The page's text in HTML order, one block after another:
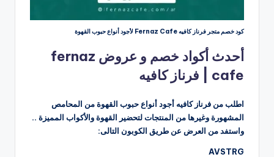
كود خصم متجر فرناز كافيه Fernaz Cafe لأجود أنواع حبوب القهوة
أحدث أكواد خصم و عروض fernaz
cafe | فرناز كافيه
اطلب من فرناز كافيه أجود أنواع حبوب القهوة من المحامص
المشهورة وغيرها من المنتجات لتحضير القهوة والأكواب المميزة ..
واستفد من العرض عن طريق الكوبون التالى:
AVSTRG